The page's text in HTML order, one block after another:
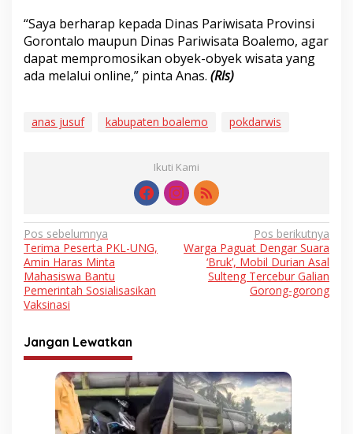
“Saya berharap kepada Dinas Pariwisata Provinsi
Gorontalo maupun Dinas Pariwisata Boalemo, agar
dapat mempromosikan obyek-obyek wisata yang
ada melalui online,” pinta Anas. (Rls)
anas jusuf kabupaten boalemo pokdarwis
Ikuti Kami
Navigasi
pos
Pos sebelumnya
Terima Peserta PKL-UNG,
Amin Haras Minta
Mahasiswa Bantu
Pemerintah Sosialisasikan
Vaksinasi
Pos berikutnya
Warga Paguat Dengar Suara
‘Bruk’, Mobil Durian Asal
Sulteng Tercebur Galian
Gorong-gorong
Jangan Lewatkan